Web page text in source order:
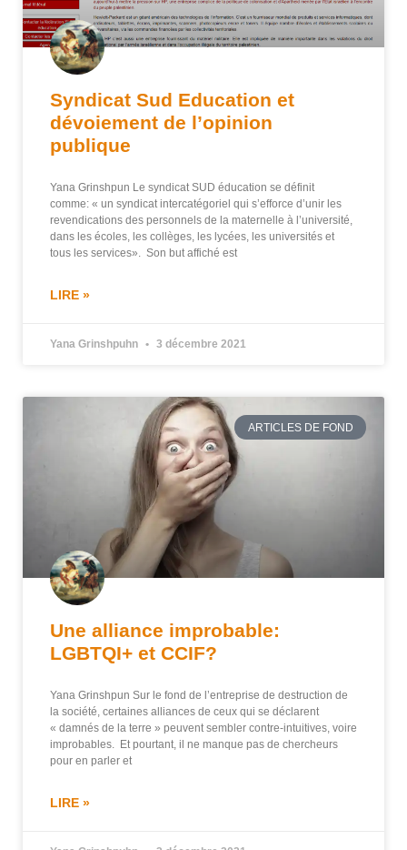
Syndicat Sud Education et
dévoiement de l’opinion
publique
Yana Grinshpun Le syndicat SUD éducation se définit
comme: « un syndicat intercatégoriel qui s’efforce d’unir les
revendications des personnels de la maternelle à l’université,
dans les écoles, les collèges, les lycées, les universités et
tous les services». Son but affiché est
LIRE »
Yana Grinshpuhn 3 décembre 2021
ARTICLES DE FOND
Une alliance improbable:
LGBTQI+ et CCIF?
Yana Grinshpun Sur le fond de l’entreprise de destruction de
la société, certaines alliances de ceux qui se déclarent
« damnés de la terre » peuvent sembler contre-intuitives, voire
improbables. Et pourtant, il ne manque pas de chercheurs
pour en parler et
LIRE »